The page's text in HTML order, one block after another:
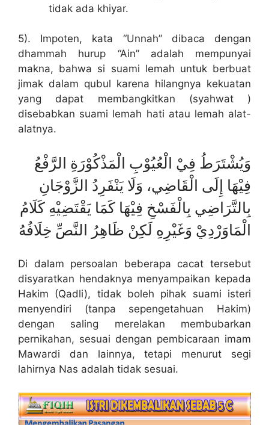
tidak ada khiyar.
5). Impoten, kata “Unnah” dibaca dengan
dhammah hurup “Ain” adalah mempunyai
makna, bahwa si suami lemah untuk berbuat
jimak dalam qubul karena hilangnya kekuatan
yang dapat membangkitkan (syahwat )
disebabkan suami lemah hati atau lemah alat-
alatnya.
وَيُشْتَرَطُ فِيْ الْعُيُوْبِ الْمَذْكُوْرَةِ الرَّفْعُ
فِيْهَا إِلَى الْقَاضِي، وَلَا يَنْفَرِدُ الزَّوْجَانِ
بِالتَّرَاضِي بِالْفَسْخِ فِيْهَا كَمَا يَقْتَضِيْهِ كَلَامُ
الْمَاوَرْدِيْ وَغَيْرِهِ لَكِنْ ظَاهِرُ النَّصِّ خِلَافُهُ
Di dalam persoalan beberapa cacat tersebut
disyaratkan hendaknya menyampaikan kepada
Hakim (Qadli), tidak boleh pihak suami isteri
menyendiri (tanpa sepengetahuan Hakim)
dengan saling merelakan membubarkan
pernikahan, sesuai dengan pembicaraan imam
Mawardi dan lainnya, tetapi menurut segi
lahirnya Nas adalah tidak sesuai.